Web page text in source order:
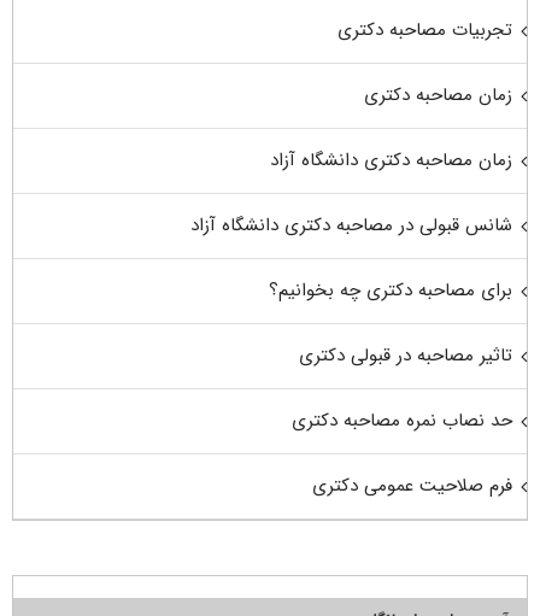
تجربیات مصاحبه دکتری
زمان مصاحبه دکتری
زمان مصاحبه دکتری دانشگاه آزاد
شانس قبولی در مصاحبه دکتری دانشگاه آزاد
برای مصاحبه دکتری چه بخوانیم؟
تاثیر مصاحبه در قبولی دکتری
حد نصاب نمره مصاحبه دکتری
فرم صلاحیت عمومی دکتری